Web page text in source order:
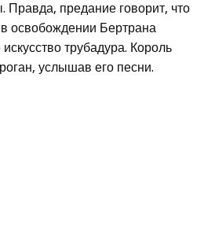
предание говорит, что
освобождении Бертрана
трубадура. Король
услышав его песни.